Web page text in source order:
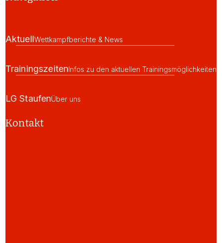
AktuellWettkampfberichte & News
TrainingszeitenInfos zu den aktuellen Trainingsmöglichkeiten
LG StaufenÜber uns
Kontakt